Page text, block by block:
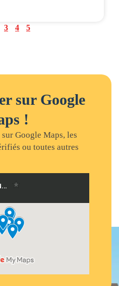
3 4 5
sur Google
!
Google Maps, les
ou toutes autres